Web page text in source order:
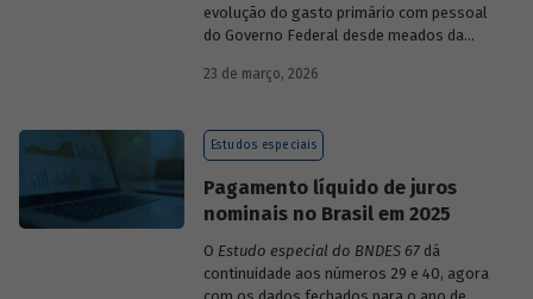
evolução do gasto primário com pessoal
do Governo Federal desde meados da
durante esse período e as mudanças
23 de março, 2026
Estudos especiais
Pagamento líquido de juros
nominais no Brasil em 2025
O Estudo especial do BNDES 67dá
continuidade aos números 29 e 40, agora